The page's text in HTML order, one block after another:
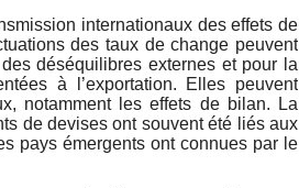
internationaux des effets de
des taux de change peuvent
déséquilibres externes et pour la
à l’exportation. Elles peuvent
notamment les effets de bilan. La
de devises ont souvent été liés aux
pays émergents ont connues par le